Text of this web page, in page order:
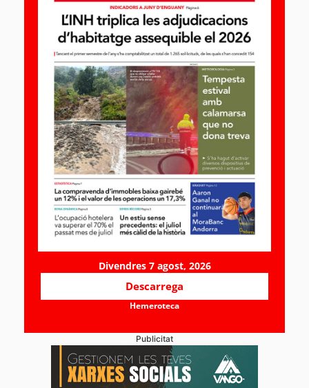
Divendres 7 agost, 2026
Descarrega
Hemeroteca
Publicitat